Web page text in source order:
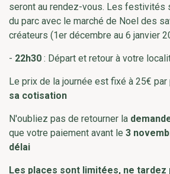
seront au rendez-vous. Les festivités
du parc avec le marché de Noel des
créateurs (1er décembre au 6 janvier
- 22h30 : Départ et retour à votre
Le prix de la journée est fixé à 25€ par
sa cotisation
N'oubliez pas de retourner la
que votre paiement avant le 3
délai
Les places sont limitées, ne tardez